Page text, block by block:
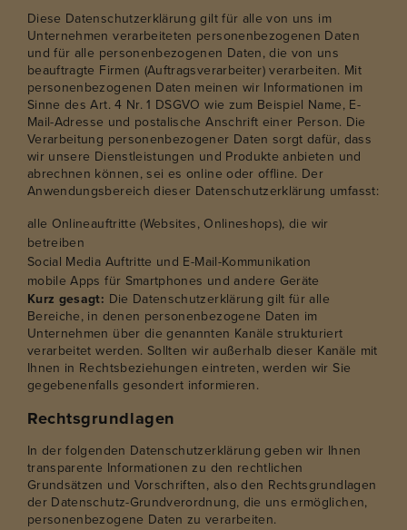
Diese Datenschutzerklärung gilt für alle von uns im
Unternehmen verarbeiteten personenbezogenen Daten
und für alle personenbezogenen Daten, die von uns
beauftragte Firmen (Auftragsverarbeiter) verarbeiten. Mit
personenbezogenen Daten meinen wir Informationen im
Sinne des Art. 4 Nr. 1 DSGVO wie zum Beispiel Name, E-
Mail-Adresse und postalische Anschrift einer Person. Die
Verarbeitung personenbezogener Daten sorgt dafür, dass
wir unsere Dienstleistungen und Produkte anbieten und
abrechnen können, sei es online oder offline. Der
Anwendungsbereich dieser Datenschutzerklärung umfasst:
alle Onlineauftritte (Websites, Onlineshops), die wir
betreiben
Social Media Auftritte und E-Mail-Kommunikation
mobile Apps für Smartphones und andere Geräte
Kurz gesagt: Die Datenschutzerklärung gilt für alle
Bereiche, in denen personenbezogene Daten im
Unternehmen über die genannten Kanäle strukturiert
verarbeitet werden. Sollten wir außerhalb dieser Kanäle mit
Ihnen in Rechtsbeziehungen eintreten, werden wir Sie
gegebenenfalls gesondert informieren.
Rechtsgrundlagen
In der folgenden Datenschutzerklärung geben wir Ihnen
transparente Informationen zu den rechtlichen
Grundsätzen und Vorschriften, also den Rechtsgrundlagen
der Datenschutz-Grundverordnung, die uns ermöglichen,
personenbezogene Daten zu verarbeiten.